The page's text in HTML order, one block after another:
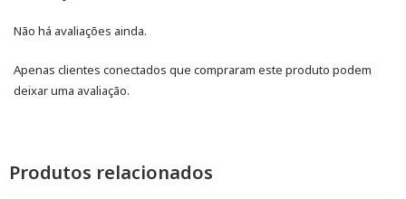
Não há avaliações ainda.
Apenas clientes conectados que compraram este produto podem
deixar uma avaliação.
Produtos relacionados